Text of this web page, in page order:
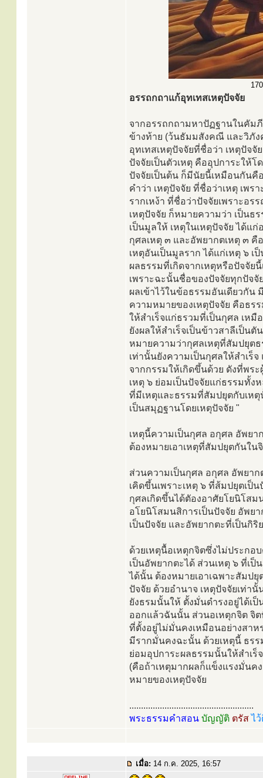
อรรถกถาแก้อุทเทสเหตุปัจจัย
จากอรรถกถามหาปัฏฐานในคั
ข้างท้าย (ว้นธัมมสังคณี และวิภัง
อุทเทสเหตุปัจจัยที่ชื่อว่า เหตุปัจจั
ปัจจัยเป็นตัวเหตุ คืออุปการะให้
ปัจจัยเป็นต้น ก็มีนัยนี้เหมือนกันคื
คำว่า เหตุปัจจัย ที่ชื่อว่าเหตุ เพร
รากเหง้า ที่ชื่อว่าปัจจัยเพราะอร
เหตุปัจจัย ก็หมายความว่า เป็นธ
เป็นมูลให้ เหตุในเหตุปัจจัย ได้แ
กุศลเหตุ ๓ และอัพยากตเหตุ ๓ คื
เหตุอันเป็นมูลราก ได้แก่เหตุ ๖ เ
ผลธรรมที่เกิดจากเหตุหรือปัจจัย
เพราะฉะนั้นชื่อของปัจจัยทุกปัจจั
ผลเข้าไว้ในข้อธรรมอันเดียวกัน
ความหมายของเหตุปัจจัย คือธร
ให้สำเร็จแก่ธรวมที่เป็นกุศล เห
ยังผลให้สำเร็จเป็นข้าวสาลีเป็นตัน
หมายความว่ากุศลเหตุที่สัมปยุต
เท่านั้นยังความเป็นกุศลให้สำเร็
จากกรรมให้เกิดขึ้นด้วย ดังที่พร
เหตุ ๖ ย่อมเป็นปัจจัยแก่ธรรมทั้ง
ที่มีเหตุและธรรมที่สัมปยุตกับเห
เป็นสมุฏฐานโดยเหตุปัจจัย "
เหตุนี้ความเป็นกุศล อกุศล อัพยา
ต้องหมายเอาเหตุที่สัมปยุตกันใน
ส่วนความเป็นกุศล อกุศล อัพยาก
เคิดขึ้นเพราะเหตุ ๖ ที่ส้มปยุตเป็
กุศลเกิดขึ้นได้ตัองอาศัยโยนิโสม
อโยนิโสมนสิการเป็นปัจจัย อัพย
เป็นปัจจัย และอัพยากตะที่เป็นกิริ
ด้วยเหตุนื้อเหตุกจิตซึ่งไม่ประกอ
เป็นอัพยากตะได้ ส่วนเหตุ ๖ ที่เ
ได้นั้น ต้องหมายเอาเฉพาะสัมปยุ
ปัจจัย ด้วยอำนาจ เหตุปัจจัยเท่า
ยังธรมนั้นให้ ตั้งมั่นดำรงอยู่ได้เ
ออกแล้วฉันนั้น ส่วนอเหตุกจิต จิ
ที่ตั้งอยู่ไม่มั่นคงเหมือนอย่างสาห
มีรากมั่นคงฉะนั้น ด้วยเหตุนี้ ธรร
ย่อมอุปการะผลธรรมนั้นให้สำเร็
(คือถ้าเหตุมากผลก็แข็งแรงมั่น
หมายของเหตุปัจจัย
.....................................................
พระธรรมคำสอน บัญญัติ ตรัสไ
เมื่อ: 14 ก.ค. 2025, 16:57